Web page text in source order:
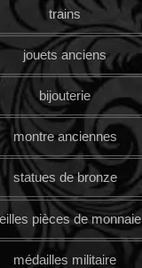
trains
jouets anciens
bijouterie
montre anciennes
statues de bronze
pièces de monnaie
médailles militaire